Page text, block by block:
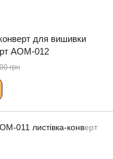
для вишивки
AOM-012
грн